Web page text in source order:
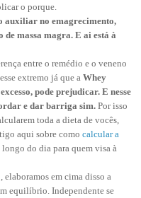
o porque.
auxiliar no emagrecimento,
de massa magra. E ai está à
entre o remédio e o veneno
extremo já que a Whey
pode prejudicar. E nesse
e dar barriga sim. Por isso
toda a dieta de vocês,
aqui sobre como calcular a
longo do dia para quem visa à
em cima disso a
equilíbrio. Independente se